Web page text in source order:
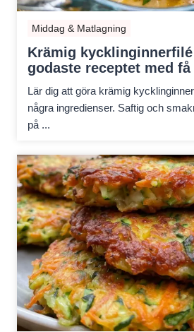
Middag & Matlagning
Krämig
godaste receptet med
Lär dig att göra krämig
några ingredienser. Saftig och
på ...